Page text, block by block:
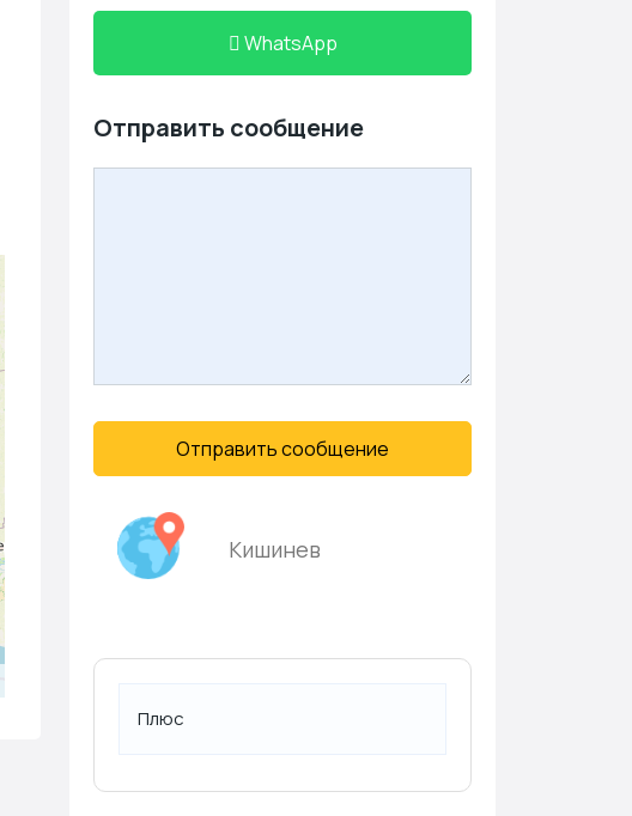
WhatsApp
Отправить сообщение
Отправить сообщение
Кишинев
Плюс